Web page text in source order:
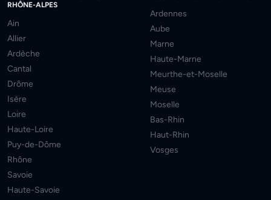
RHÔNE-ALPES
Ain
Allier
Ardèche
Cantal
Drôme
Isère
Loire
Haute-Loire
Puy-de-Dôme
Rhône
Savoie
Haute-Savoie
Ardennes
Aube
Marne
Haute-Marne
Meurthe-et-Moselle
Meuse
Moselle
Bas-Rhin
Haut-Rhin
Vosges